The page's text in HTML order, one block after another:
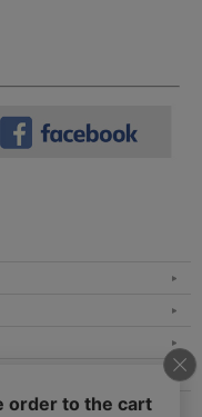
成牛の革である肉厚で
って仕上げられる革質
小傷や毛穴を消すラッ
イテムのこだわりで
るため、閉じていると
っきりと浮かび上が
います。丸い部分には思